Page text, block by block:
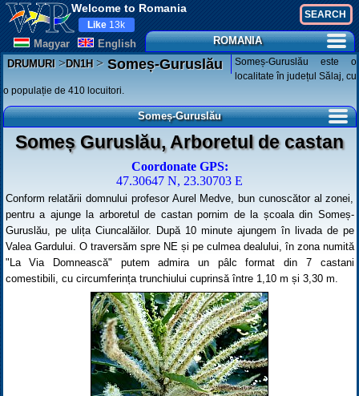
Welcome to Romania
Magyar English
Like 13k
ROMANIA
DRUMURI>DN1H>Someș-Guruslău
Someș-Guruslău este o
localitate în județul Sălaj, cu
o populație de 410 locuitori.
Someș-Guruslău
Someș Guruslău, Arboretul de castan
Coordonate GPS:
47.30647 N, 23.30703 E
Conform relatării domnului profesor Aurel Medve, bun cunoscător al zonei,
pentru a ajunge la arboretul de castan pornim de la școala din Someș-
Guruslău, pe ulița Ciuncalăilor. După 10 minute ajungem în livada de pe
Valea Gardului. O traversăm spre NE și pe culmea dealului, în zona numită
"La Via Domnească" putem admira un pâlc format din 7 castani
comestibili, cu circumferința trunchiului cuprinsă între 1,10 m și 3,30 m.